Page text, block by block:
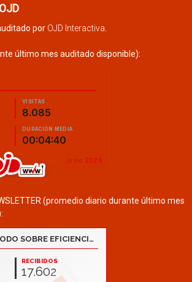
por OJD Interactiva
último mes auditado disponible):
(promedio diario durante último mes